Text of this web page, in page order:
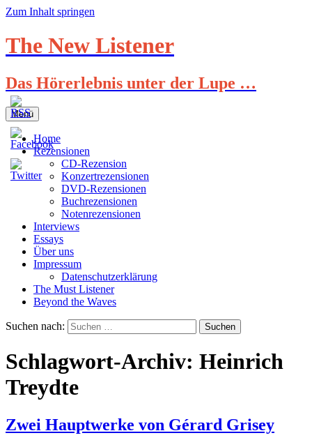
Zum Inhalt springen
The New Listener
Das Hörerlebnis unter der Lupe …
Menü
Home
Rezensionen
CD-Rezension
Konzertrezensionen
DVD-Rezensionen
Buchrezensionen
Notenrezensionen
Interviews
Essays
Über uns
Impressum
Datenschutzerklärung
The Must Listener
Beyond the Waves
Suchen nach:
Schlagwort-Archiv: Heinrich
Treydte
Zwei Hauptwerke von Gérard Grisey